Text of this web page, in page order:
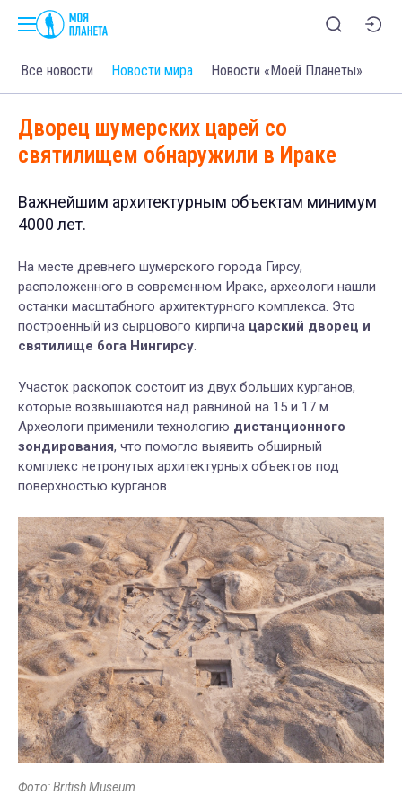
Все новости Новости мира Новости «Моей Планеты»
Дворец шумерских царей со
святилищем обнаружили в Ираке
Важнейшим архитектурным объектам минимум
4000 лет.
На месте древнего шумерского города Гирсу,
расположенного в современном Ираке, археологи нашли
останки масштабного архитектурного комплекса. Это
построенный из сырцового кирпича царский дворец и
святилище бога Нингирсу.
Участок раскопок состоит из двух больших курганов,
которые возвышаются над равниной на 15 и 17 м.
Археологи применили технологию дистанционного
зондирования, что помогло выявить обширный
комплекс нетронутых архитектурных объектов под
поверхностью курганов.
Фото: British Museum